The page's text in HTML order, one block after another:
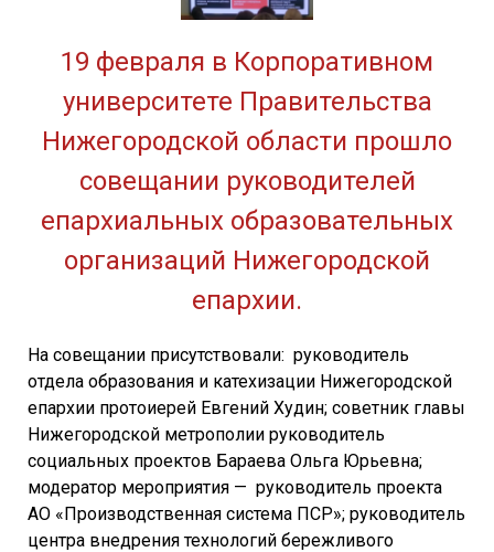
19 февраля в Корпоративном
университете Правительства
Нижегородской области прошло
совещании руководителей
епархиальных образовательных
организаций Нижегородской
епархии.
На совещании присутствовали: руководитель
отдела образования и катехизации Нижегородской
епархии протоиерей Евгений Худин; советник главы
Нижегородской метрополии руководитель
социальных проектов Бараева Ольга Юрьевна;
модератор мероприятия — руководитель проекта
АО «Производственная система ПСР»; руководитель
центра внедрения технологий бережливого